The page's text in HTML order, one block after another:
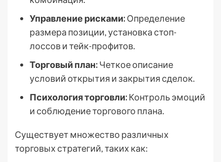
Управление рисками:Определение
размера позиции, установка стоп-
лоссов и тейк-профитов.
Торговый план:Четкое описание
условий открытия и закрытия сделок.
Психология торговли:Контроль эмоций
и соблюдение торгового плана.
Существует множество различных
торговых стратегий, таких как: